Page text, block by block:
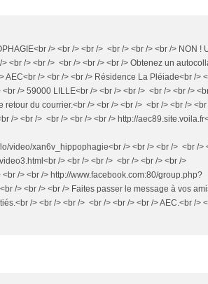
/> <br /> <br /> <br /> <br /> <br /> NON !
<br /> <br /> <br /> <br /> <br /> Obtenez un
AEC<br /> <br /> <br /> Résidence La Pléiade<br />
/> 59000 LILLE<br /> <br /> <br /> <br /> <br />
du courrier.<br /> <br /> <br /> <br /> <br /> <br
/> <br /> <br /> <br /> <br /> http://
video/xan6v_hippophagie<br /> <br /> <br /> <br />
/> <br /> <br /> <br /> <br /> <br />
/> <br /> http://www.facebook.com:80/group.php?
/> <br /> <br /> Faites passer le message à vos
/> <br /> <br /> <br /> <br /> <br /> AEC.<br />